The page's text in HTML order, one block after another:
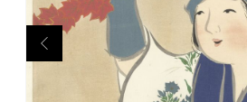
AKTUELLES